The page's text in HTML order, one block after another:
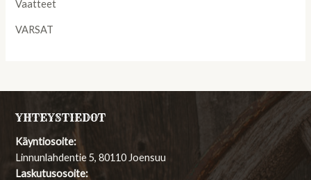
Vaatteet
VARSAT
YHTEYSTIEDOT
Käyntiosoite:
Linnunlahdentie 5, 80110 Joensuu
Laskutusosoite: